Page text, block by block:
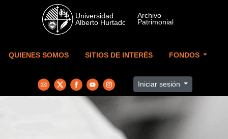
Skip to main content
QUIENES SOMOS SITIOS DE INTERÉS FONDOS
Iniciar sesión